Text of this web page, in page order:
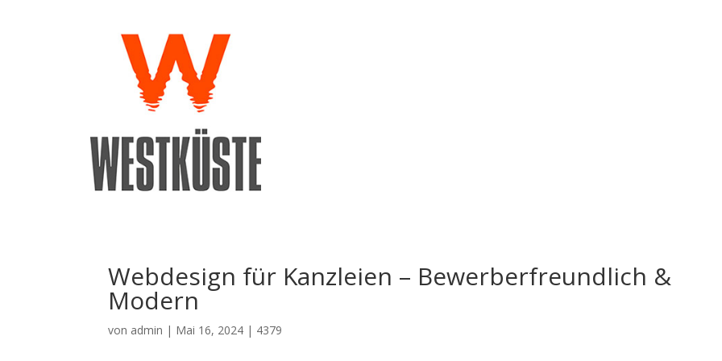
Webdesign für Kanzleien – Bewerberfreundlich &
Modern
von admin | Mai 16, 2024 | 4379